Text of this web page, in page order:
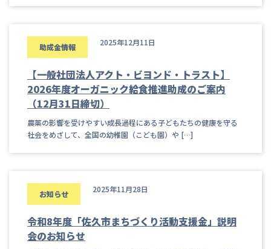
助成金情報 2025年12月11日
【一般社団法人アクト・ビヨンド・トラスト】
2026年度オーガニック給食推進助成のご案内
（12月31日締切）
農薬の影響を受けやすい成長過程にある子どもたちの健康を守る
社会をめざして、全国の幼稚園（こども園）や […]
お知らせ 2025年11月28日
令和8年度「佐久市まちづくり活動支援金」説明
会のお知らせ